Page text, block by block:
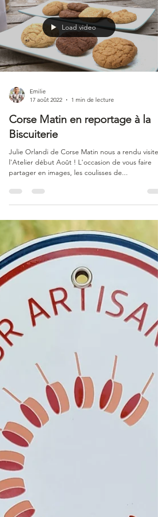
Load video
Emilie
17 août 2022
1 min de lecture
Corse Matin en reportage à la
Biscuiterie
Julie Orlandi de Corse Matin nous a rendu visite
l'Atelier début Août ! L'occasion de vous faire
partager en images, les coulisses de...